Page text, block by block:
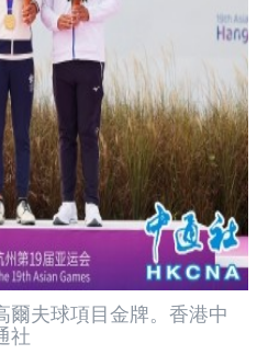
爾夫球項目金牌。香港中
社